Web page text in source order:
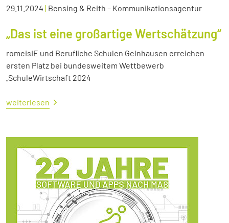
29.11.2024 | Bensing & Reith – Kommunikationsagentur
„Das ist eine großartige Wertschätzung“
romeisIE und Berufliche Schulen Gelnhausen erreichen
ersten Platz bei bundesweitem Wettbewerb
„SchuleWirtschaft 2024
weiterlesen